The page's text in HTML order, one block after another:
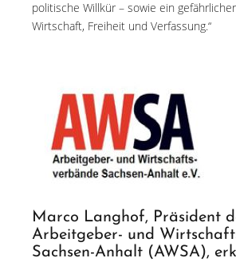
politische Willkür – sowie ein
Wirtschaft, Freiheit und Verfassung.“
Marco Langhof, Präsident
Arbeitgeber- und
Sachsen-Anhalt (AWSA),